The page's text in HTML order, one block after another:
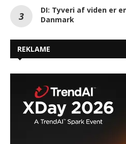
DI: Tyveri af viden er
Danmark
REKLAME